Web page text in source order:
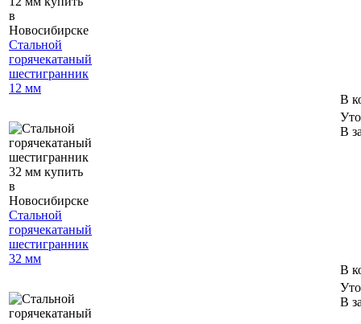
Стальной
горячекатаный
шестигранник
12 мм
В
Стальной
горячекатаный
шестигранник
32 мм
В
В
В